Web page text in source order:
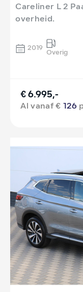
Careliner L 2
overheid.
2019 Overig
€ 6.995,-
Al vanaf €126